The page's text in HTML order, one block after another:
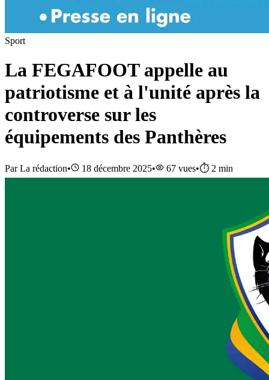
Sport
La FEGAFOOT appelle au
patriotisme et à l'unité après la
controverse sur les
équipements des Panthères
ParLa rédaction• 18 décembre 2025• 67 vues•⏱️ 2 min